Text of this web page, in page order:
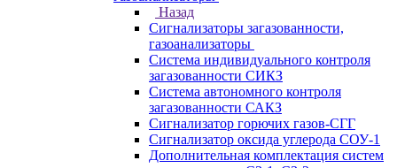
Назад
Сигнализаторы загазованности,
газоанализаторы
Система индивидуального контроля
загазованности СИКЗ
Система автономного контроля
загазованности САКЗ
Сигнализатор горючих газов-СГГ
Сигнализатор оксида углерода СОУ-1
Дополнительная комплектация систем